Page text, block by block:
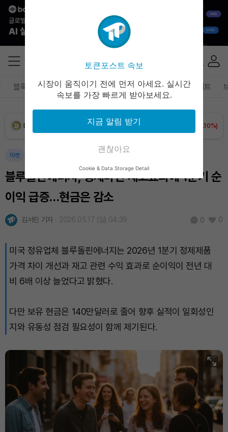
블록체인 테크 경제 마켓 정책 정치 인사이트
XRP (XRP) (+0.56%)
(+2.68%)
(+0.60%)
Hyperliquid (HYPE) ₩
마켓
블루돌핀에너지, 정제마진·재고효과에 1분기 순
이익 급증…현금은 감소
김서린 기자 2026.05.17 (일) 04:39 0 0
미국 정유업체 블루돌핀에너지는 2026년 1분기 정제제품
가격 차이 개선과 재고 관련 수익 효과로 순이익이 전년 대
비 6배 이상 늘었다고 밝혔다.
다만 보유 현금은 140만달러로 줄어 향후 실적이 일회성인
지와 유동성 점검 필요성이 함께 제기된다.
토큰포스트 속보
시장이 움직이기 전에 먼저 아세요. 실시간
속보를 가장 빠르게 받아보세요.
지금 알림 받기
괜찮아요
Cookie & Data Storage Detail